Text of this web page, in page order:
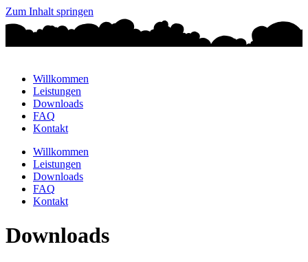
Zum Inhalt springen
Willkommen
Leistungen
Downloads
FAQ
Kontakt
Willkommen
Leistungen
Downloads
FAQ
Kontakt
Downloads